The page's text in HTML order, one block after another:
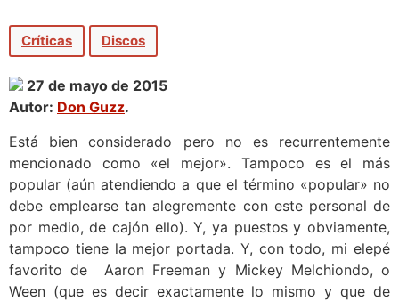
Críticas Discos
27 de mayo de 2015
Autor: Don Guzz.
Está bien considerado pero no es recurrentemente
mencionado como «el mejor». Tampoco es el más
popular (aún atendiendo a que el término «popular» no
debe emplearse tan alegremente con este personal de
por medio, de cajón ello). Y, ya puestos y obviamente,
tampoco tiene la mejor portada. Y, con todo, mi elepé
favorito de Aaron Freeman y Mickey Melchiondo, o
Ween (que es decir exactamente lo mismo y que de